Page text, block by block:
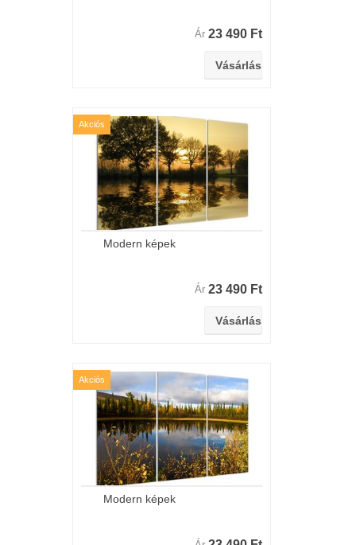
Ár 23 490 Ft
Modern képek
Ár 23 490 Ft
Akciós
Modern képek
Akciós